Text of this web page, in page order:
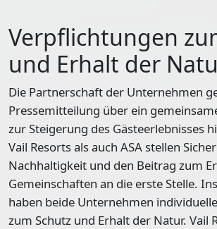
Verpflichtungen
und Erhalt der
Die Partnerschaft der Unternehmen
Pressemitteilung über ein
zur Steigerung des Gästeerlebnisses
Vail Resorts als auch ASA stellen
Nachhaltigkeit und den Beitrag zum
Gemeinschaften an die erste Stelle.
haben beide Unternehmen
zum Schutz und Erhalt der Natur. Vail